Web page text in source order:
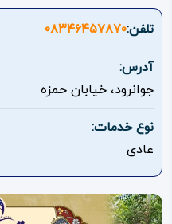
بیستون
روستاهای
هدف
اقامتگاه
ویدئو
تلفن:۰۸۳۴۶۴۵۷۸۷۰
آدرس:
جوانرود، خیابان حمزه
نوع خدمات:
عادی